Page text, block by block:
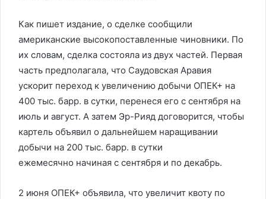
Как пишет издание, о сделке сообщили
американские высокопоставленные чиновники. По
их словам, сделка состояла из двух частей. Первая
часть предполагала, что Саудовская Аравия
ускорит переход к увеличению добычи ОПЕК+ на
400 тыс. барр. в сутки, перенеся его с сентября на
июль и август. А затем Эр-Рияд договорится, чтобы
картель объявил о дальнейшем наращивании
добычи на 200 тыс. барр. в сутки
ежемесячно начиная с сентября и по декабрь.
2 июня ОПЕК+ объявила, что увеличит квоту по